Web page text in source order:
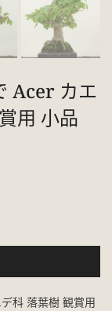
Acer カエ
用 小品
科 落葉樹 観賞用